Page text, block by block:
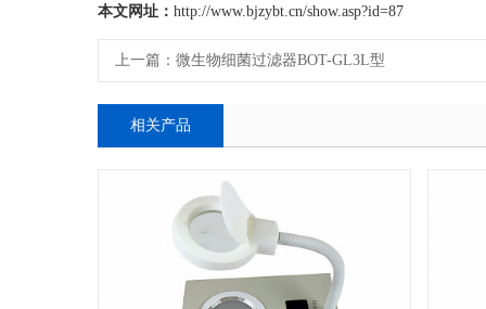
本文网址： http://www.bjzybt.cn/show.asp?id=87
上一篇： 微生物细菌过滤器BOT-GL3L型
相关产品